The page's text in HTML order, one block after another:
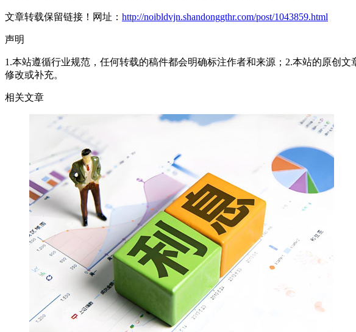
文章转载保留链接！网址： http://noibldvjn.shandonggthr.com/post/1043859.html
声明
1.本站遵循行业规范，任何转载的稿件都会明确标注作者和来源；2.本站的原创
修改或补充。
相关文章